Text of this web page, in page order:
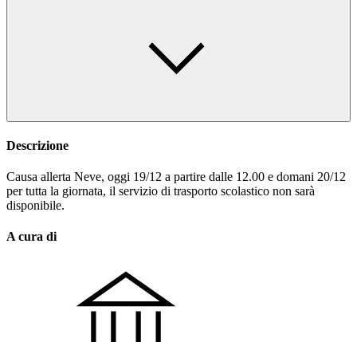
Descrizione
Causa allerta Neve, oggi 19/12 a partire dalle 12.00 e domani 20/12
per tutta la giornata, il servizio di trasporto scolastico non sarà
disponibile.
A cura di